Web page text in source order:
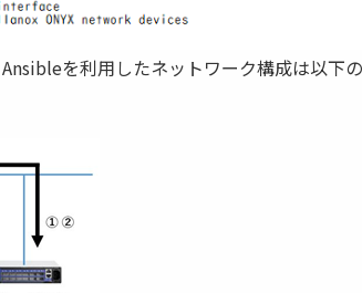
を利用したネットワーク構成は以下の